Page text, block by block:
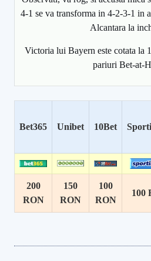
4-1 se va transforma in 4-2-3-1 in
Alcantara la
Victoria lui Bayern este cotata la
pariuri Bet-at-
Bet365 Unibet 10Bet
200
RON
150
RON
100
RON
100